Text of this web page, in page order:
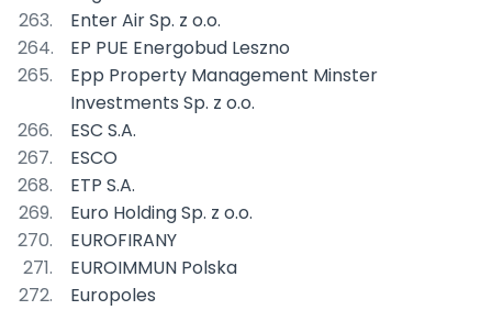
Enter Air Sp. z o.o.
EP PUE Energobud Leszno
Epp Property Management Minster
Investments Sp. z o.o.
ESC S.A.
ESCO
ETP S.A.
Euro Holding Sp. z o.o.
EUROFIRANY
EUROIMMUN Polska
Europoles